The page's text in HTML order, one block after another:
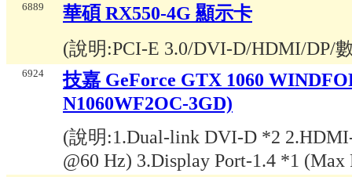
6889
華碩 RX550-4G 顯示卡
(說明:PCI-E 3.0/DVI-D/HDMI/DP/
6924
技嘉 GeForce GTX 1060
N1060WF2OC-3GD)
(說明:1.Dual-link DVI-D *2
@60 Hz) 3.Display Port-1.4 *1